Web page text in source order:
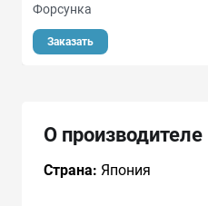
Форсунка
Заказать
О производителе
Страна: Япония